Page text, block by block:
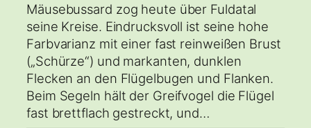
Mäusebussard zog heute über Fuldatal
seine Kreise. Eindrucksvoll ist seine hohe
Farbvarianz mit einer fast reinweißen Brust
(„Schürze“) und markanten, dunklen
Flecken an den Flügelbugen und Flanken.
Beim Segeln hält der Greifvogel die Flügel
fast brettflach gestreckt, und…